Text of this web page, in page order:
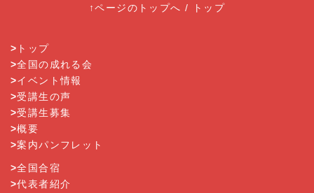
↑ページのトップへ / トップ
> トップ
>全国の成れる会
>イベント情報
>受講生の声
>受講生募集
>概要
>案内パンフレット
>全国合宿
>代表者紹介